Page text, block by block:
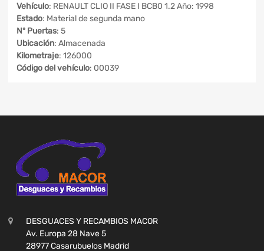
Vehículo: RENAULT CLIO II FASE I BCB0 1.2 Año: 1998
Estado: Material de segunda mano
Nº Puertas: 5
Ubicación: Almacenada
Kilometraje: 126000
Código del vehículo: 00039
DESGUACES Y RECAMBIOS MACOR
Av. Europa 28 Nave 5
28977 Casarubuelos Madrid